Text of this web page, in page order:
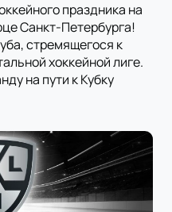
праздника на
Санкт-Петербурга!
стремящегося к
хоккейной лиге.
на пути к Кубку